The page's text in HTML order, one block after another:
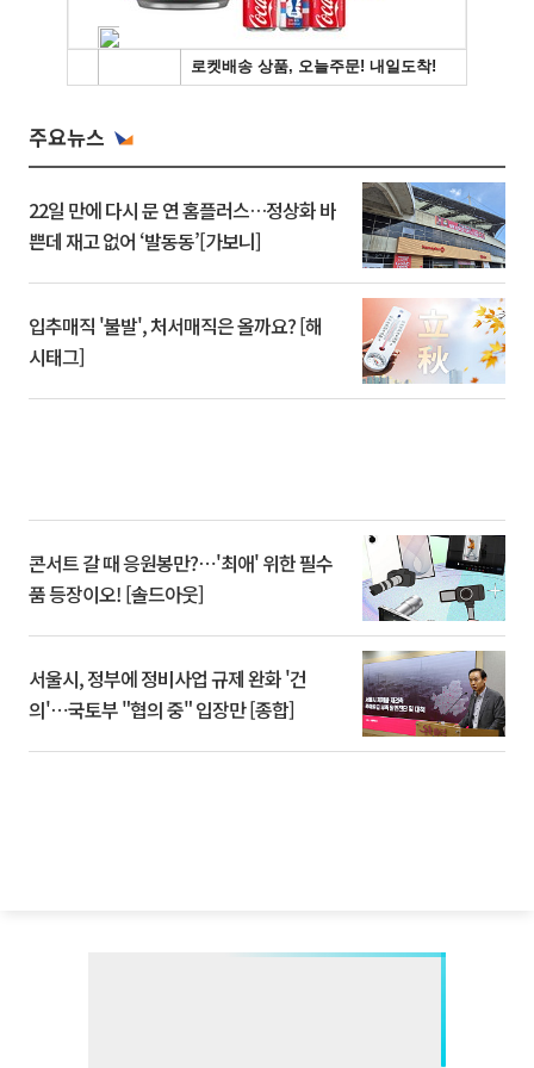
주요뉴스
22일 만에 다시 문 연 홈플러스…정상화 바
쁜데 재고 없어 ‘발동동’[가보니]
입추매직 '불발', 처서매직은 올까요? [해
시태그]
콘서트 갈 때 응원봉만?⋯'최애' 위한 필수
품 등장이오! [솔드아웃]
서울시, 정부에 정비사업 규제 완화 '건
의'⋯국토부 "협의 중" 입장만 [종합]